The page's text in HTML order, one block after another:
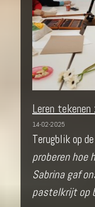
Leren
14-02-2025
Terugblik op
proberen hoe
Sabrina gaf
pastelkrijt op